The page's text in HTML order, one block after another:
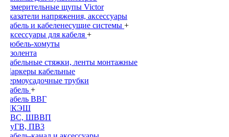
Измерительные щупы Victor
Указатели напряжения, аксессуары
Кабель и кабеленесущие системы +
Аксессуары для кабеля +
Дюбель-хомуты
Изолента
Кабельные стяжки, ленты монтажные
Маркеры кабельные
Термоусадочные трубки
Кабель +
Кабель ВВГ
МКЭШ
ПВС, ШВВП
ПуГВ, ПВ3